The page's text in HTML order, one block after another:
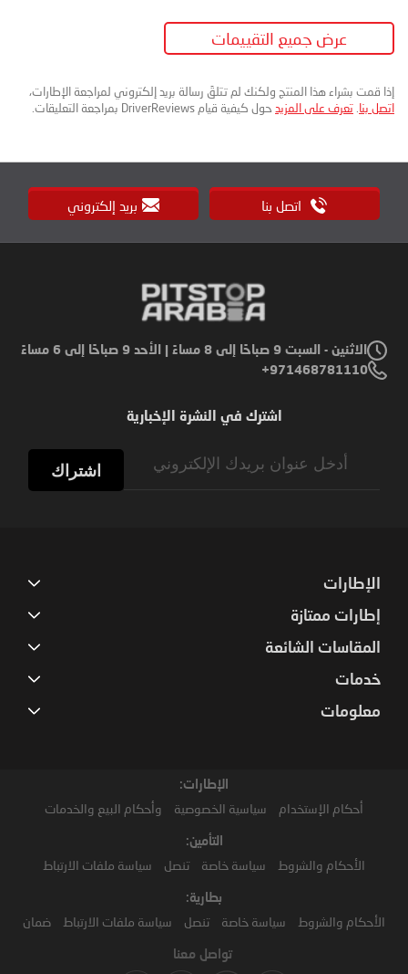
عرض جميع التقييمات
إذا قمت بشراء هذا المنتج ولكنك لم تتلقَ رسالة بريد إلكتروني لمراجعة الإطارات،
اتصل بنا تعرف على المزيد حول كيفية قيام DriverReviews بمراجعة التعليقات.
اتصل بنا بريد إلكتروني
الاثنين - السبت 9 صباحًا إلى 8 مساءً | الأحد 9 صباحًا إلى 6 مساءً
971468781110+
اشترك في النشرة الإخبارية
اشتراك
الإطارات
إطارات ممتازة
المقاسات الشائعة
خدمات
معلومات
الإطارات:
أحكام الإستخدام سياسية الخصوصية وأحكام البيع والخدمات
التأمين:
الأحكام والشروط سياسة خاصة تنصل سياسة ملفات الارتباط
بطارية:
الأحكام والشروط سياسة خاصة تنصل سياسة ملفات الارتباط ضمان
تواصل معنا